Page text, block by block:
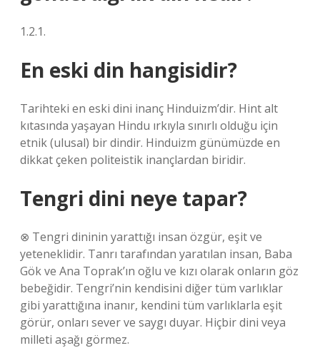
1.2.1.
En eski din hangisidir?
Tarihteki en eski dini inanç Hinduizm’dir. Hint alt
kıtasında yaşayan Hindu ırkıyla sınırlı olduğu için
etnik (ulusal) bir dindir. Hinduizm günümüzde en
dikkat çeken politeistik inançlardan biridir.
Tengri dini neye tapar?
⊗ Tengri dininin yarattığı insan özgür, eşit ve
yeteneklidir. Tanrı tarafından yaratılan insan, Baba
Gök ve Ana Toprak’ın oğlu ve kızı olarak onların göz
bebeğidir. Tengri’nin kendisini diğer tüm varlıklar
gibi yarattığına inanır, kendini tüm varlıklarla eşit
görür, onları sever ve saygı duyar. Hiçbir dini veya
milleti aşağı görmez.